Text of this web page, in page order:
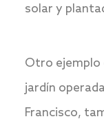
solar y
Otro ejemplo
jardín
Francisco,